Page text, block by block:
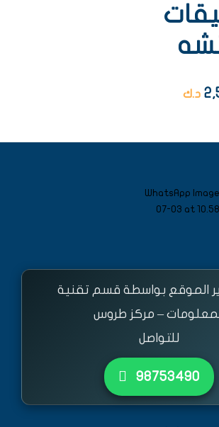
د.ك
الموقع بواسطة قسم تقنية
– مركز طروس
للتواصل
٩٨٧٥٣٤٩٠